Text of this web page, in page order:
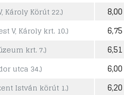
Károly Körút 22.) 8,00
V, Károly krt. 10.) 6,75
krt. 7.) 6,51
utca 34.) 6,00
István körút 1.) 6,20